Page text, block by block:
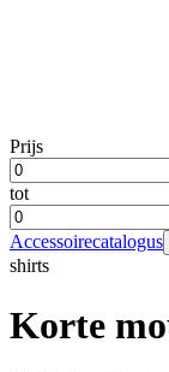
Prijs
tot
Accessoirecatalogus
shirts
Korte